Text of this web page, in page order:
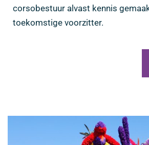
corsobestuur alvast kennis
toekomstige voorzitter.